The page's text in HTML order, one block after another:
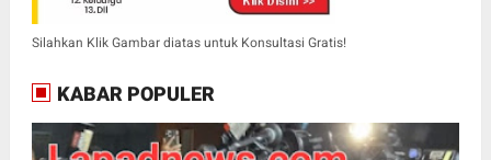
Silahkan Klik Gambar diatas untuk Konsultasi Gratis!
KABAR POPULER